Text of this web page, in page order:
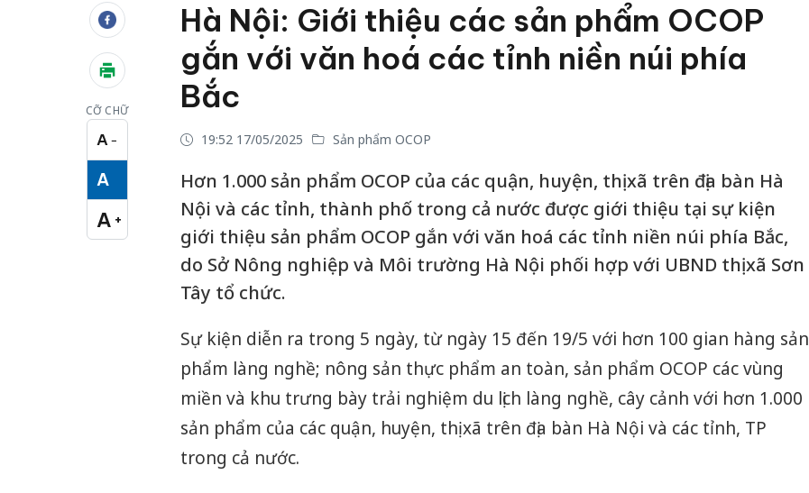
CỠ CHỮ
A −
Cỡ chữ nhỏ
A
Cỡ chữ vừa
A +
Cỡ chữ lớn
Hà Nội: Giới thiệu các sản phẩm OCOP
gắn với văn hoá các tỉnh niền núi phía
Bắc
19:52 17/05/2025 Sản phẩm OCOP
Hơn 1.000 sản phẩm OCOP của các quận, huyện, thị xã trên địa bàn Hà
Nội và các tỉnh, thành phố trong cả nước được giới thiệu tại sự kiện
giới thiệu sản phẩm OCOP gắn với văn hoá các tỉnh niền núi phía Bắc,
do Sở Nông nghiệp và Môi trường Hà Nội phối hợp với UBND thị xã Sơn
Tây tổ chức.
Sự kiện diễn ra trong 5 ngày, từ ngày 15 đến 19/5 với hơn 100 gian hàng sản
phẩm làng nghề; nông sản thực phẩm an toàn, sản phẩm OCOP các vùng
miền và khu trưng bày trải nghiệm du lịch làng nghề, cây cảnh với hơn 1.000
sản phẩm của các quận, huyện, thị xã trên địa bàn Hà Nội và các tỉnh, TP
trong cả nước.